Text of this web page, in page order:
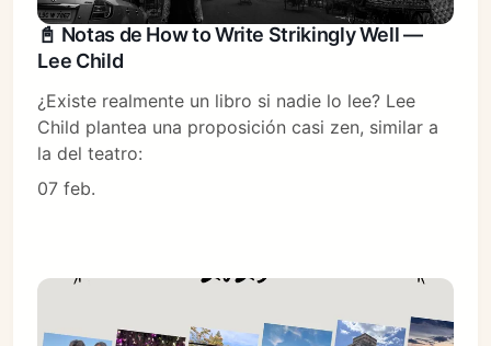
📓 Notas de How to Write Strikingly Well —
Lee Child
¿Existe realmente un libro si nadie lo lee? Lee
Child plantea una proposición casi zen, similar a
la del teatro:
07 feb.